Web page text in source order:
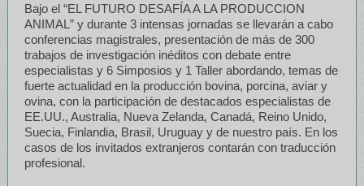
Bajo el “EL FUTURO DESAFÍA A LA PRODUCCION
ANIMAL” y durante 3 intensas jornadas se llevarán a cabo
conferencias magistrales, presentación de más de 300
trabajos de investigación inéditos con debate entre
especialistas y 6 Simposios y 1 Taller abordando, temas de
fuerte actualidad en la producción bovina, porcina, aviar y
ovina, con la participación de destacados especialistas de
EE.UU., Australia, Nueva Zelanda, Canadá, Reino Unido,
Suecia, Finlandia, Brasil, Uruguay y de nuestro país. En los
casos de los invitados extranjeros contarán con traducción
profesional.